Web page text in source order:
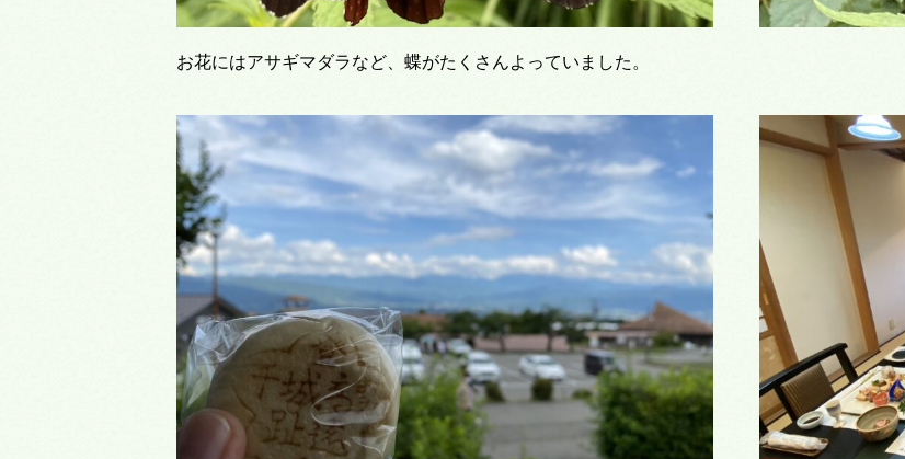
お花にはアサギマダラなど、蝶がたくさんよっていました。